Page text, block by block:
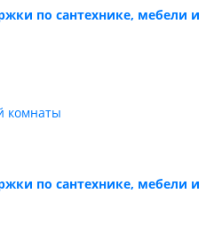
по сантехнике, мебели и
комнаты
по сантехнике, мебели и